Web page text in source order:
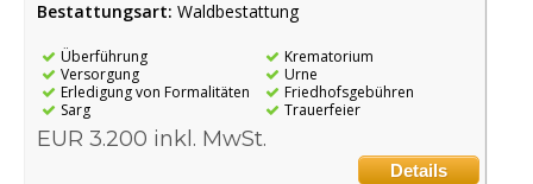
Bestattungsart: Waldbestattung
Überführung
Versorgung
Erledigung von Formalitäten
Sarg
Krematorium
Urne
Friedhofsgebühren
Trauerfeier
EUR 3.200 inkl. MwSt.
Details